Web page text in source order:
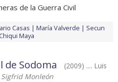
de la Guerra Civil
Casas María Valverde
Secun
Maya
de Sodoma
(2009) .... Luis
Sigfrid Monleón